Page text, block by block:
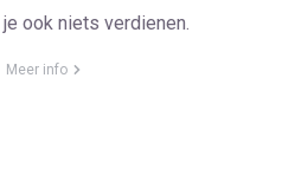
ook niets verdienen.
Meer info